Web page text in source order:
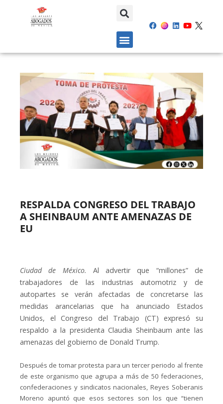
RESPALDA CONGRESO DEL TRABAJO
A SHEINBAUM ANTE AMENAZAS DE
EU
Ciudad de México. Al advertir que “millones” de
trabajadores de las industrias automotriz y de
autopartes se verán afectadas de concretarse las
medidas arancelarias que ha anunciado Estados
Unidos, el Congreso del Trabajo (CT) expresó su
respaldo a la presidenta Claudia Sheinbaum ante las
amenazas del gobierno de Donald Trump.
Después de tomar protesta para un tercer periodo al frente
de este organismo que agrupa a más de 50 federaciones,
confederaciones y sindicatos nacionales, Reyes Soberanis
Moreno apuntó que esos sectores son los que “tienen